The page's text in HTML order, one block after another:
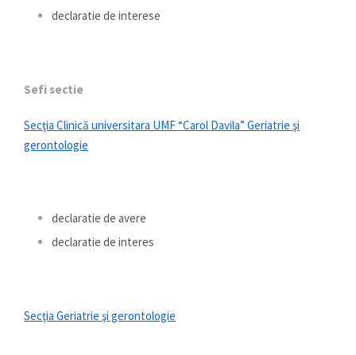
declaratie de interese
Sefi sectie
Secţia Clinică universitara UMF “Carol Davila” Geriatrie şi
gerontologie
declaratie de avere
declaratie de interes
Secţia Geriatrie şi gerontologie